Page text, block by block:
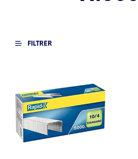
FILTRER